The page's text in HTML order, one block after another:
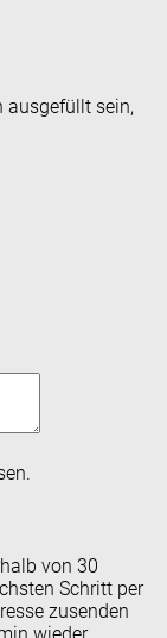
ausgefüllt sein,
von 30
Schritt per
zusenden